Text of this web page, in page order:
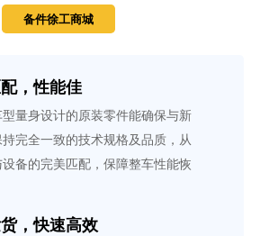
备件徐工商城
，性能佳
量身设计的原装零件能确保与新
完全一致的技术规格及品质，从
备的完美匹配，保障整车性能恢
，快速高效